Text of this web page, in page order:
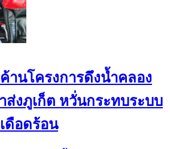
านโครงการดึงน้ำคลอง
ส่งภูเก็ต หวั่นกระทบระบบ
ดือดร้อน